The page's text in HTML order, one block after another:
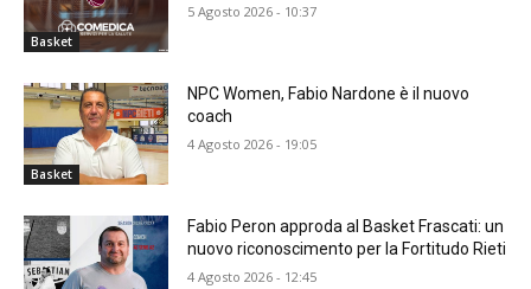
Basket
5 Agosto 2026 - 10:37
Basket
NPC Women, Fabio Nardone è il nuovo
coach
4 Agosto 2026 - 19:05
Fabio Peron approda al Basket Frascati: un
nuovo riconoscimento per la Fortitudo Rieti
4 Agosto 2026 - 12:45